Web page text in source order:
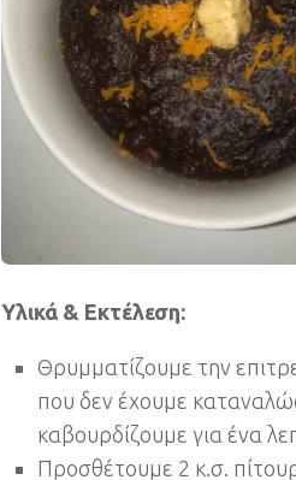
Υλικά & Εκτέλεση:
Θρυμματίζουμε την
που δεν έχουμε
καβουρδίζουμε για ένα
Προσθέτουμε 2 κ.σ.